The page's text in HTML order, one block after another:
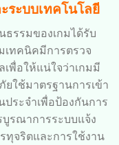
ระบบเทคโนโลยี
ธรรมของเกมได้รับ
เทคนิคมีการตรวจ
พื่อให้แน่ใจว่าเกมมี
ใช้มาตรฐานการเข้า
ระจำเพื่อป้องกันการ
รณาการระบบแจ้ง
ทุจริตและการใช้งาน